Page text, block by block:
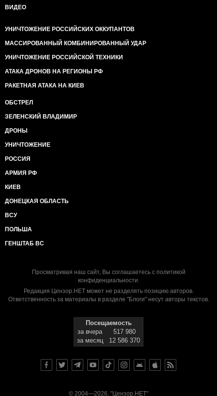
ВИДЕО
УНИЧТОЖЕНИЕ РОССИЙСКИХ ОККУПАНТОВ
МАССИРОВАННЫЙ КОМБИНИРОВАННЫЙ УДАР
УНИЧТОЖЕНИЕ РОССИЙСКОЙ ТЕХНИКИ
АТАКА ДРОНОВ НА РЕГИОНЫ РФ
РАКЕТНАЯ АТАКА НА КИЕВ
ОБСТРЕЛ
ЗЕЛЕНСКИЙ ВЛАДИМИР
ДРОНЫ
УНИЧТОЖЕНИЕ
РОССИЯ
АРМИЯ РФ
КИЕВ
ДОНЕЦКАЯ ОБЛАСТЬ
ВСУ
ПОЛЬША
ГЕНШТАБ ВС
Просматривая наш сайт, Вы соглашаетесь с политикой
конфиденциальности.
Редакция Цензор.НЕТ может не разделять позицию авторов.
Ответственность за материалы в разделе "Блоги" несут авторы текстов.
Посещаемость
за вчера
517 980
за месяц
12 586 370
© 2004—2026, "Цензор.НЕТ"